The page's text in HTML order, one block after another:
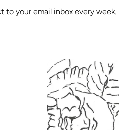
to your email inbox every week.